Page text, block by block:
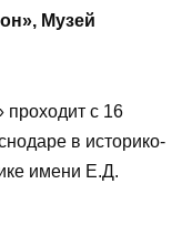
Музей
с 16
в историко-
имени Е.Д.